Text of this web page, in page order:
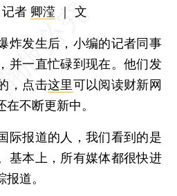
者 卿滢 ｜ 文
发生后，小编的记者同事
并一直忙碌到现在。他们发
，点击这里可以阅读财新网
不断更新中。
报道的人，我们看到的是
基本上，所有媒体都很快进
道。